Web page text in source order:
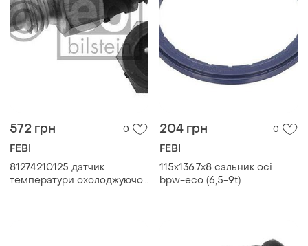
572 грн 0
FEBI
81274210125 датчик
температури охолоджуючої
204 грн 0
FEBI
115x136.7x8 сальник осі
bpw-eco (6,5-9t)